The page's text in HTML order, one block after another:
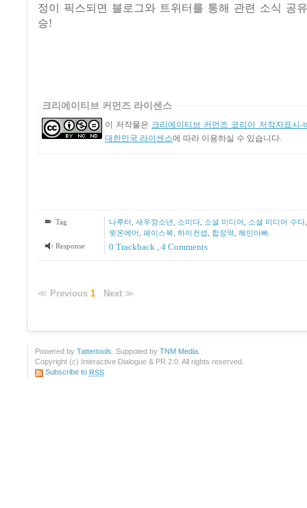
정이 픽스되면 블로그와 트위터를 통해 관련 소식 공
승!
크리에이티브 커먼즈 라이센스
이 저작물은 크리에이티브 커먼즈 코리아 저작자표시-
대한민국 라이센스에 따라 이용하실 수 있습니다.
Tag 나루터 새우깡소년 소미다, 소셜 미디어 소셜 미디어 수다
윗온에어 페이스북 하이컨셉 합정역 혜민아빠
Response
0 Trackback 4Comments
≪ Previous 1 : Next ≫
Powered by Tattertools. Suppoted by TNM Media.
Copyright (c) Interactive Dialogue & PR 2.0. All rights reserved.
Subscribe to RSS